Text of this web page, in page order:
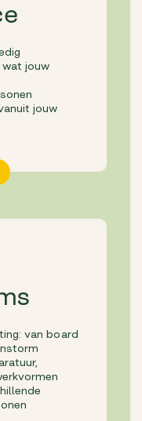
wat jouw
jouw
van board